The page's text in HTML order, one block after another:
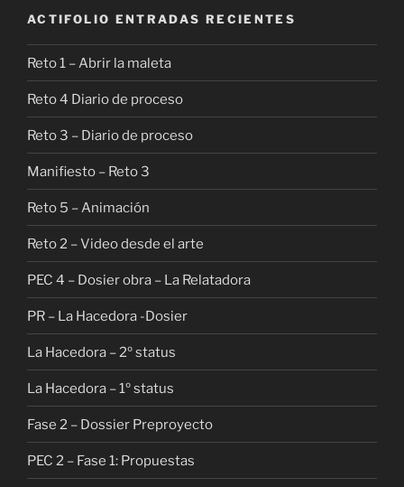
ACTIFOLIO ENTRADAS RECIENTES
Reto 1 – Abrir la maleta
Reto 4 Diario de proceso
Reto 3 – Diario de proceso
Manifiesto – Reto 3
Reto 5 – Animación
Reto 2 – Video desde el arte
PEC 4 – Dosier obra – La Relatadora
PR – La Hacedora -Dosier
La Hacedora – 2º status
La Hacedora – 1º status
Fase 2 – Dossier Preproyecto
PEC 2 – Fase 1: Propuestas